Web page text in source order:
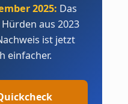
2025: Das
aus 2023
ist jetzt
einfacher.